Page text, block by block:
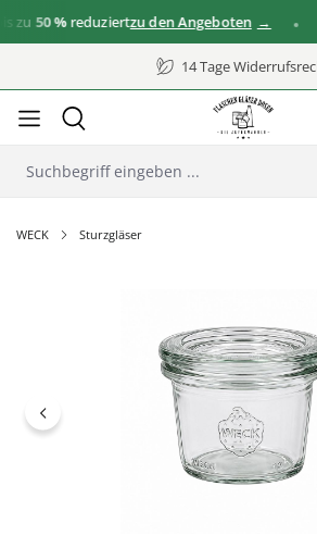
50 %reduziertzu den Angeboten
14 Tage
WECK Sturzgläser